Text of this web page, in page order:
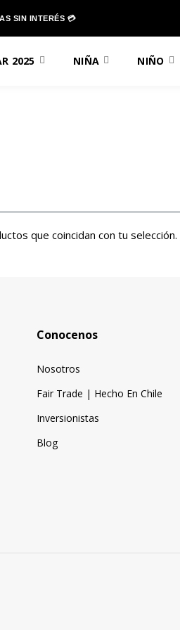
SIN INTERÉS 💳
2025 NIÑA NIÑO
que coincidan con tu selección.
Conocenos
Nosotros
Fair Trade | Hecho En Chile
Inversionistas
Blog